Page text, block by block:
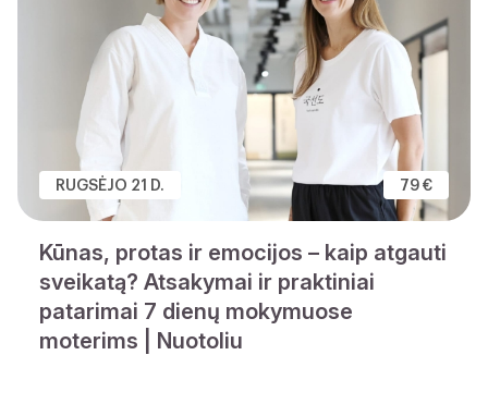
RUGSĖJO 21 D. 79 €
Kūnas, protas ir emocijos – kaip atgauti
sveikatą? Atsakymai ir praktiniai
patarimai 7 dienų mokymuose
moterims | Nuotoliu